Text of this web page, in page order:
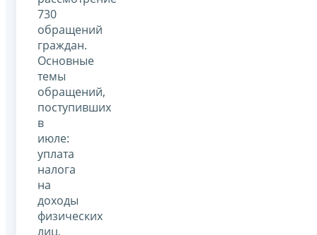
730
обращений
граждан.
Основные
темы
обращений,
поступивших
в
июле:
уплата
налога
на
доходы
физических
лиц,